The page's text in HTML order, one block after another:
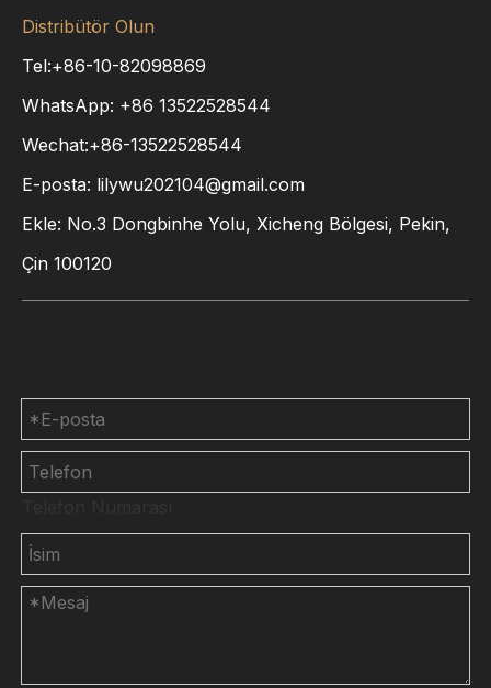
Distribütör Olun
Tel:+86-10-82098869
WhatsApp: +86 13522528544
Wechat:+86-13522528544
E-posta: lilywu202104@gmail.com
Ekle: No.3 Dongbinhe Yolu, Xicheng Bölgesi, Pekin,
Çin 100120